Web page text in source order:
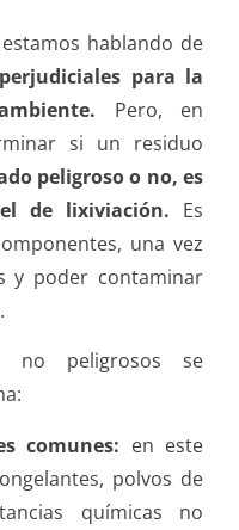
hablando de
para la
Pero, en
si un residuo
peligroso o no, es
de lixiviación. Es
una vez
y poder contaminar
.
no peligrosos se
comunes: en este
polvos de
químicas no